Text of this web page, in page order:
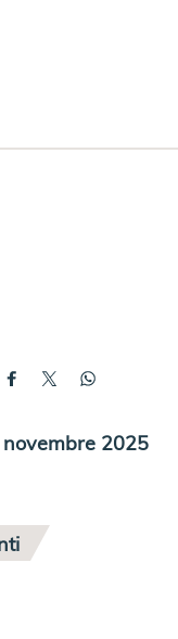
2025